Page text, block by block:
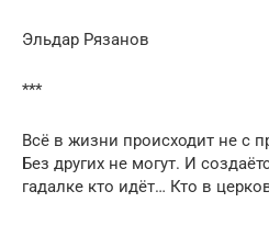
Эльдар Рязанов
***
Всё в жизни происходит не с
Без других не могут. И
гадалке кто идёт… Кто в